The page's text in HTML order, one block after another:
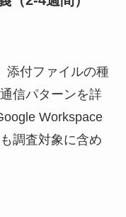
添付ファイルの種
信パターンを詳
Workspace
調査対象に含め